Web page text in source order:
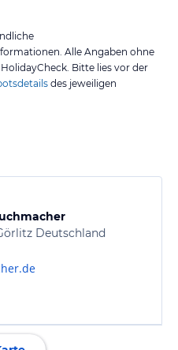
Alle Angaben ohne
Bitte lies vor der
des jeweiligen
Deutschland